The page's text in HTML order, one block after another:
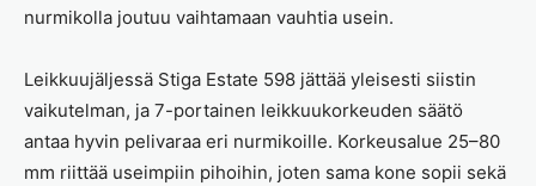
nurmikolla joutuu vaihtamaan vauhtia usein.
Leikkuujäljessä Stiga Estate 598 jättää yleisesti siistin
vaikutelman, ja 7-portainen leikkuukorkeuden säätö
antaa hyvin pelivaraa eri nurmikoille. Korkeusalue 25–80
mm riittää useimpiin pihoihin, joten sama kone sopii sekä